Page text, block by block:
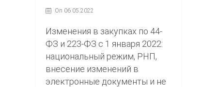
On 06.05.2022
Изменения в закупках по 44-
ФЗ и 223-ФЗ с 1 января 2022:
национальный режим, РНП,
внесение изменений в
электронные документы и не